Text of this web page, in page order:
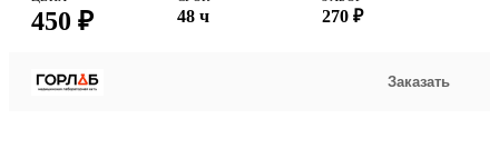
450 ₽ 48 ч 270 ₽
Заказать